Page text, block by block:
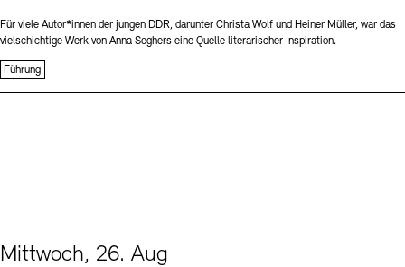
Für viele Autor*innen der jungen DDR, darunter Christa Wolf und Heiner Müller, war das
vielschichtige Werk von Anna Seghers eine Quelle literarischer Inspiration.
Führung
Mittwoch, 26. Aug